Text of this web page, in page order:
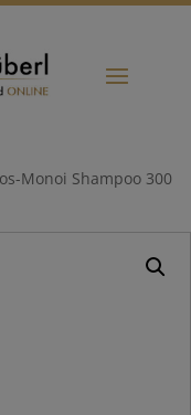
Monoi Shampoo 300